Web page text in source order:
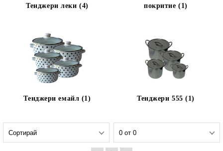
Тенджери леки (4)
покритие (1)
Тенджери емайл (1) Тенджери 555 (1)